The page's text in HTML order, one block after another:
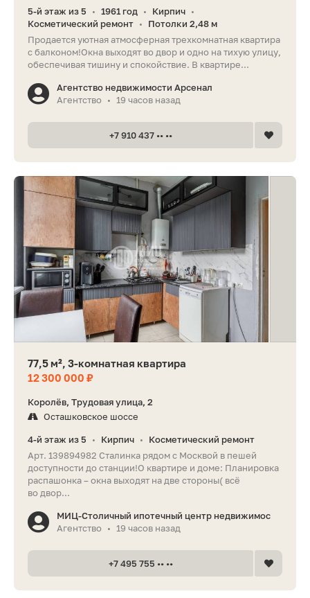
5-й этаж из 5 • 1961 год • Кирпич •
Косметический ремонт •
Потолки 2,48 м
Продается уютная атмосферная трехкомнатная квартира
с балконом!Окна выходят во двор и одно на тихую улицу,
обеспечивая тишину и спокойствие. В квартире...
Агентство недвижимости Арсенал
Агентство
• 19 часов назад
+7 910 437 •• ••
77,5 м², 3-комнатная квартира
12 300 000 ₽
Королёв, Трудовая улица, 2
Осташковское шоссе
4-й этаж из 5 • Кирпич •
Косметический ремонт
Арт. 139894982 Сталинка рядом с Москвой в пешей
доступности до станции!О квартире и доме: Планировка
распашонка – окна выходят на две стороны( всё
во двор...
МИЦ-Столичный ипотечный центр недвижимос
Агентство
• 19 часов назад
+7 495 755 •• ••